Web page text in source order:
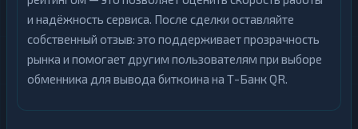
и надёжность сервиса. После сделки оставляйте
собственный отзыв: это поддерживает прозрачность
рынка и помогает другим пользователям при выборе
обменника для вывода биткоина на Т-Банк QR.